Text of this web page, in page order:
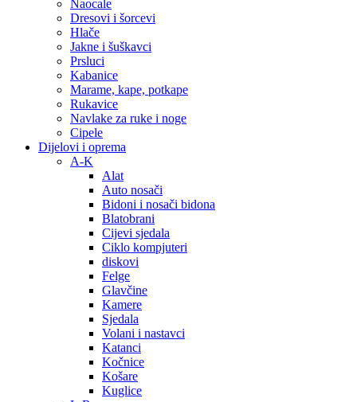
Naocale
Dresovi i šorcevi
Hlače
Jakne i šuškavci
Prsluci
Kabanice
Marame, kape, potkape
Rukavice
Navlake za ruke i noge
Cipele
Dijelovi i oprema
A-K
Alat
Auto nosači
Bidoni i nosači bidona
Blatobrani
Cijevi sjedala
Ciklo kompjuteri
diskovi
Felge
Glavčine
Kamere
Sjedala
Volani i nastavci
Katanci
Kočnice
Košare
Kuglice